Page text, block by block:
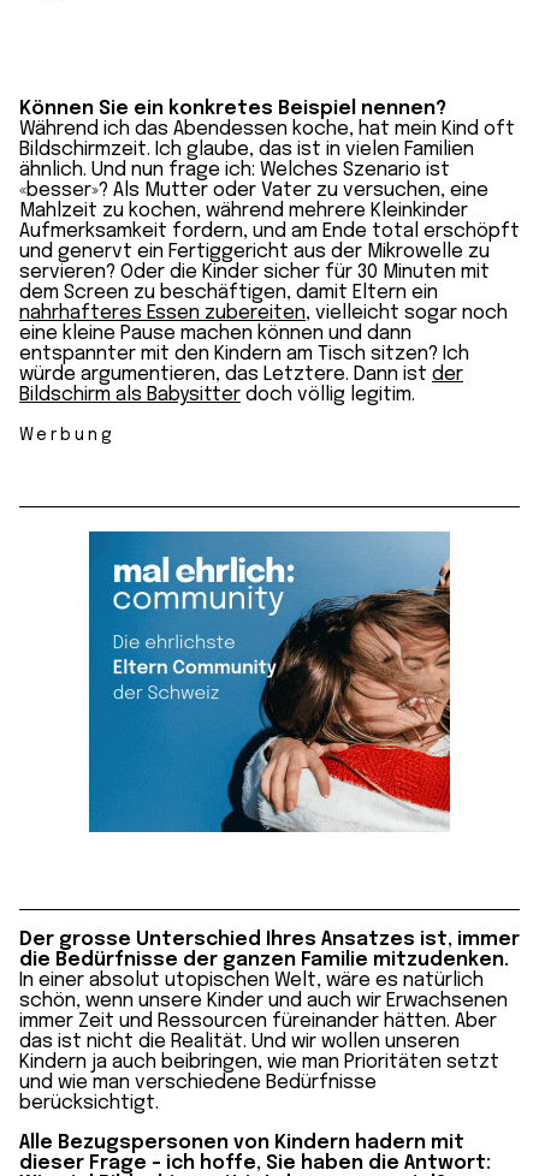
Können Sie ein konkretes Beispiel nennen?
Während ich das Abendessen koche, hat mein Kind oft
Bildschirmzeit. Ich glaube, das ist in vielen Familien
ähnlich. Und nun frage ich: Welches Szenario ist
«besser»? Als Mutter oder Vater zu versuchen, eine
Mahlzeit zu kochen, während mehrere Kleinkinder
Aufmerksamkeit fordern, und am Ende total erschöpft
und genervt ein Fertiggericht aus der Mikrowelle zu
servieren? Oder die Kinder sicher für 30 Minuten mit
dem Screen zu beschäftigen, damit Eltern ein
nahrhafteres Essen zubereiten, vielleicht sogar noch
eine kleine Pause machen können und dann
entspannter mit den Kindern am Tisch sitzen? Ich
würde argumentieren, das Letztere. Dann ist der
Bildschirm als Babysitter doch völlig legitim.
Werbung
Der grosse Unterschied Ihres Ansatzes ist, immer
die Bedürfnisse der ganzen Familie mitzudenken.
In einer absolut utopischen Welt, wäre es natürlich
schön, wenn unsere Kinder und auch wir Erwachsenen
immer Zeit und Ressourcen füreinander hätten. Aber
das ist nicht die Realität. Und wir wollen unseren
Kindern ja auch beibringen, wie man Prioritäten setzt
und wie man verschiedene Bedürfnisse
berücksichtigt.
Alle Bezugspersonen von Kindern hadern mit
dieser Frage – ich hoffe, Sie haben die Antwort: